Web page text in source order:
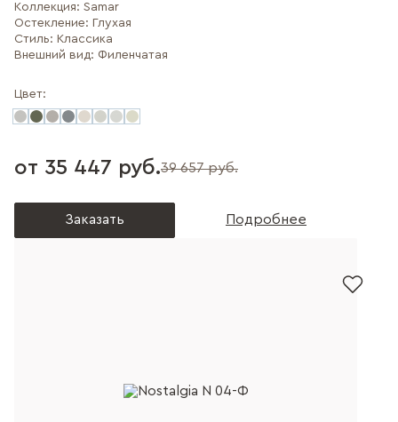
Коллекция: Samar
Остекление: Глухая
Стиль: Классика
Внешний вид: Филенчатая
Цвет:
от 35 447 руб.39 657 руб.
Заказать Подробнее